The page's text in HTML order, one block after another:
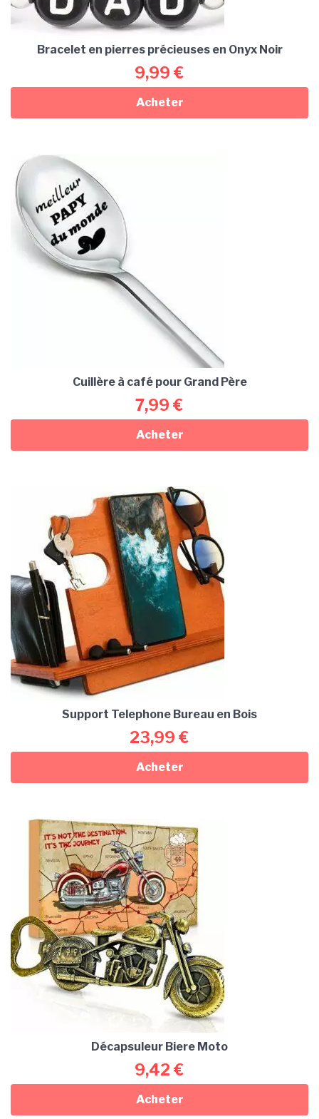
Bracelet en pierres précieuses en Onyx Noir
9,99 €
Acheter
Cuillère à café pour Grand Père
7,99 €
Acheter
Support Telephone Bureau en Bois
23,99 €
Acheter
Décapsuleur Biere Moto
9,42 €
Acheter